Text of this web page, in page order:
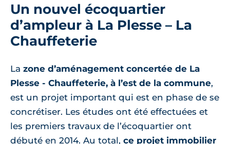
Un nouvel écoquartier
d’ampleur à La Plesse – La
Chauffeterie
La zone d’aménagement concertée de La
Plesse - Chauffeterie, à l’est de la commune,
est un projet important qui est en phase de se
concrétiser. Les études ont été effectuées et
les premiers travaux de l’écoquartier ont
débuté en 2014. Au total, ce projet immobilier